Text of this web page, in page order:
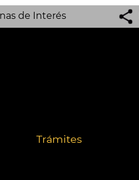
de Interés
Trámites